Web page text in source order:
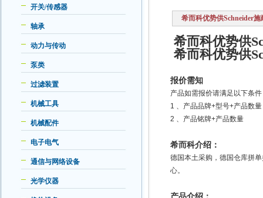
开关/传感器
轴承
动力与传动
泵类
过滤装置
机械工具
机械配件
电子电气
通信与网络设备
光学仪器
希而科优势供Schneider
希而科优势供
希而科优势供
报价需知
产品如需报价请满足以下条
1 、产品品牌+型号+产品数
2 、产品铭牌+产品数量
希而科介绍：
德国本土采购，德国仓库拼
心。